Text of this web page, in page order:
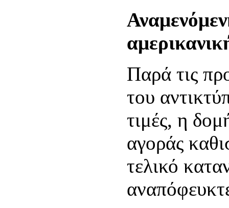
Παρά τις
του
τιμές, η
αγοράς
τελικό